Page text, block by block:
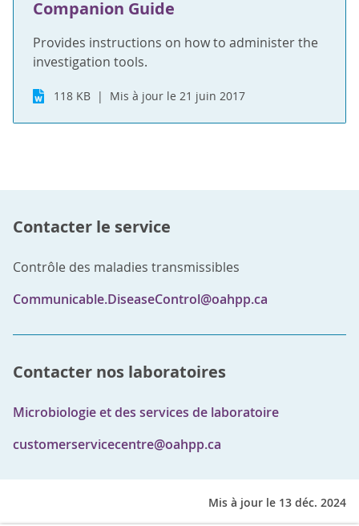
Companion Guide
Provides instructions on how to administer the
investigation tools.
118 KB Mis à jour le 21 juin 2017
Contacter le service
Contrôle des maladies transmissibles
Communicable.DiseaseControl@oahpp.ca
Contacter nos laboratoires
Microbiologie et des services de laboratoire
customerservicecentre@oahpp.ca
Mis à jour le 13 déc. 2024